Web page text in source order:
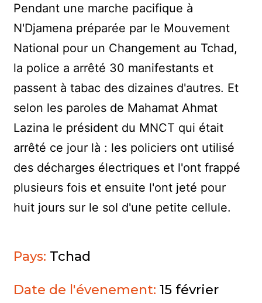
Pendant une marche pacifique à
N'Djamena préparée par le Mouvement
National pour un Changement au Tchad,
la police a arrêté 30 manifestants et
passent à tabac des dizaines d'autres. Et
selon les paroles de Mahamat Ahmat
Lazina le président du MNCT qui était
arrêté ce jour là : les policiers ont utilisé
des décharges électriques et l'ont frappé
plusieurs fois et ensuite l'ont jeté pour
huit jours sur le sol d'une petite cellule.
Pays: Tchad
Date de l'évenement:15 février